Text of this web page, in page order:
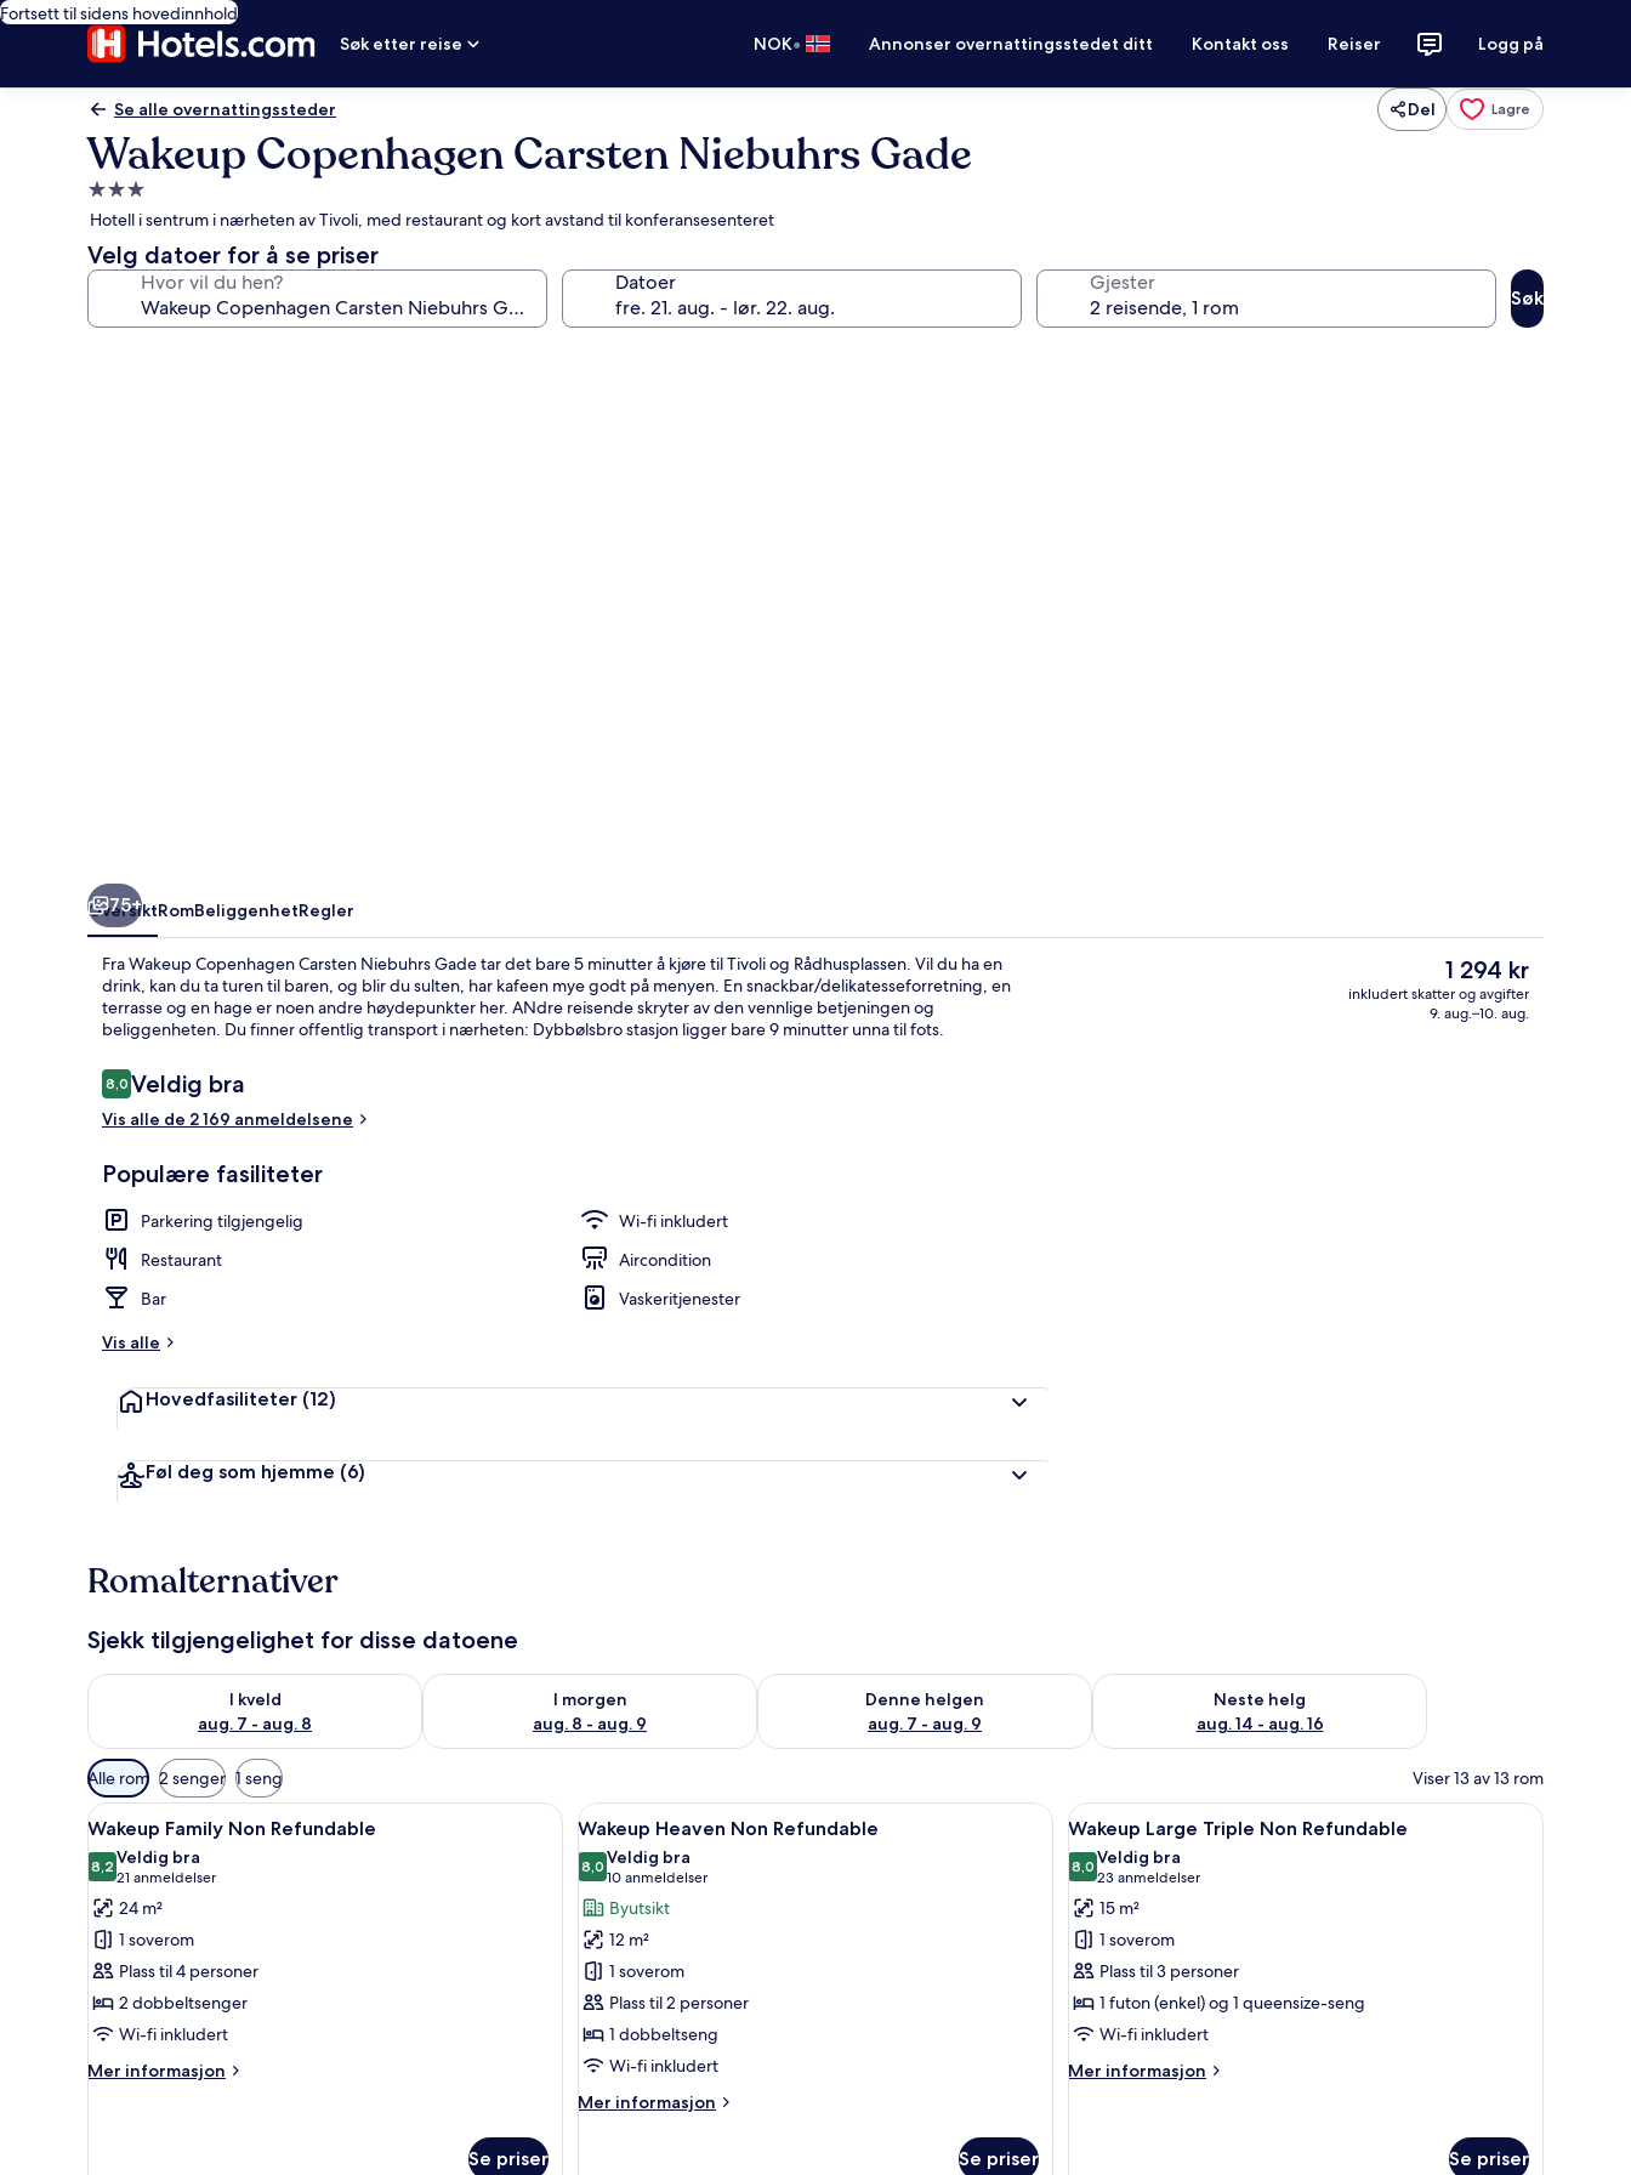
Fortsett til sidens hovedinnhold
Søk etter reise
NOK• Annonser overnattingsstedet ditt Kontakt oss Reiser Logg på
Se alle overnattingssteder Del Lagre
Wakeup Copenhagen Carsten Niebuhrs Gade
Overnattingssted
med
3.0
stjerner
Hotell i sentrum i nærheten av Tivoli, med restaurant og kort avstand til konferansesenteret
Velg datoer for å se priser
Hvor vil du hen? Datoer Gjester
Søk
75+
OversiktRomBeliggenhetRegler
Fra Wakeup Copenhagen Carsten Niebuhrs Gade tar det bare 5 minutter å kjøre til Tivoli og Rådhusplassen. Vil du ha en
drink, kan du ta turen til baren, og blir du sulten, har kafeen mye godt på menyen. En snackbar/delikatesseforretning, en
terrasse og en hage er noen andre høydepunkter her. ANdre reisende skryter av den vennlige betjeningen og
beliggenheten. Du finner offentlig transport i nærheten: Dybbølsbro stasjon ligger bare 9 minutter unna til fots.
Anmeldelser
8,08,0 av 10 –
Veldig bra
Vis alle de 2 169 anmeldelsene
Populære fasiliteter
Parkering tilgjengelig
Wi-fi inkludert
Restaurant
Aircondition
Bar
Vaskeritjenester
Vis alle
Hovedfasiliteter (12)
Føl deg som hjemme (6)
Den
nåværende
prisen
1 294 kr
inkludert skatter og avgifter
9. aug.–10. aug.
Romalternativer
Sjekk tilgjengelighet for disse datoene
I kveld
aug. 7 - aug. 8
Sjekk tilgjengelighet for i kveld, aug. 7 - aug. 8
I morgen
aug. 8 - aug. 9
Sjekk tilgjengelighet for i morgen, aug. 8 - aug. 9
Denne helgen
aug. 7 - aug. 9
Sjekk tilgjengelighet for denne helgen, aug. 7 - aug. 9
Neste helg
aug. 14 - aug. 16
Sjekk tilgjengelighet for neste helg, aug. 14 - aug. 16
Tilgjengelige
filtre
for
rom
Alle rom 2 senger 1 seng Viser 13 av 13 rom
Åpne
alle
bildene
av
Wakeup
Family
Non
Refundable
Allergitestet sengetøy, dundyner, skrivebord og lydisolert
8
Wakeup Family Non Refundable
8,28,2 av 10
Veldig bra
21 anmeldelser
(21
anmeldelser)
24 m²
1 soverom
Plass til 4 personer
2 dobbeltsenger
Wi-fi inkludert
Mer informasjon
Mer
Se priser
Åpne
alle
bildene
av
Wakeup
Heaven
Non
Refundable
Allergitestet sengetøy, dundyner, skrivebord og lydisolert
12
Wakeup Heaven Non Refundable
8,08,0 av 10
Veldig bra
10 anmeldelser
(10
anmeldelser)
Byutsikt
12 m²
1 soverom
Plass til 2 personer
1 dobbeltseng
Wi-fi inkludert
Mer informasjon
Mer
Se priser
Åpne
alle
bildene
av
Wakeup
Large
Triple
Non
Refundable
Allergitestet sengetøy, dundyner, skrivebord
7
Wakeup Large Triple Non Refundable
8,08,0 av 10
Veldig bra
23 anmeldelser
(23
anmeldelser)
15 m²
1 soverom
Plass til 3 personer
1 futon (enkel) og 1 queensize-seng
Wi-fi inkludert
Mer informasjon
Mer
Se priser